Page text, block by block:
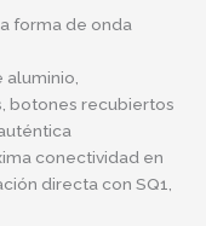
forma de onda
botones recubiertos
conectividad en
directa con SQ1,